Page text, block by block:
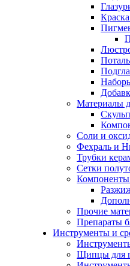
Поталь
Материалы
Соли и
Фехраль и
Трубки
Сетки
Компоненты
Прочие
Препараты
Инструменты и
Щипцы для